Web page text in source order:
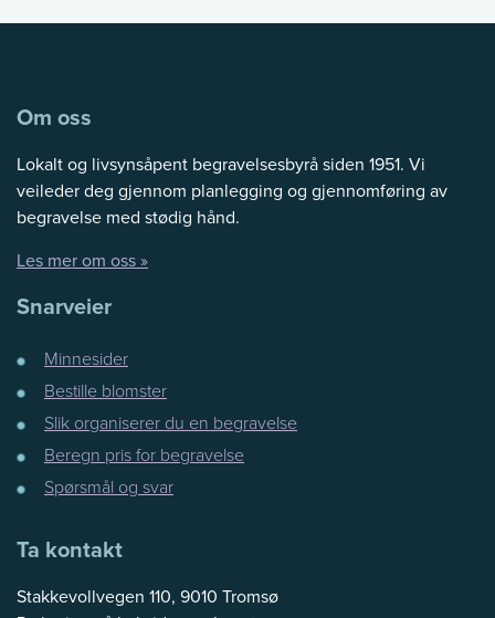
Om oss
Lokalt og livsynsåpent begravelsesbyrå siden 1951. Vi
veileder deg gjennom planlegging og gjennomføring av
begravelse med stødig hånd.
Les mer om oss »
Snarveier
Minnesider
Bestille blomster
Slik organiserer du en begravelse
Beregn pris for begravelse
Spørsmål og svar
Ta kontakt
Stakkevollvegen 110, 9010 Tromsø